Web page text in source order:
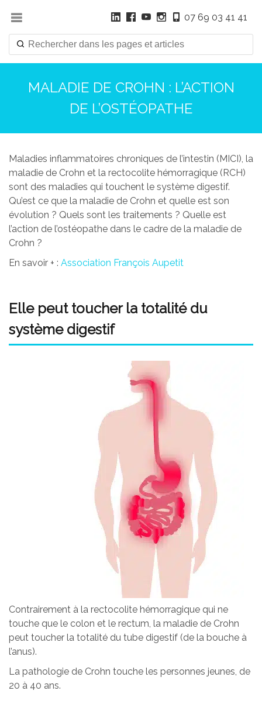
07 69 03 41 41
MALADIE DE CROHN : L’ACTION
DE L’OSTÉOPATHE
Maladies inflammatoires chroniques de l’intestin (MICI), la
maladie de Crohn et la rectocolite hémorragique (RCH)
sont des maladies qui touchent le système digestif.
Qu’est ce que la maladie de Crohn et quelle est son
évolution ? Quels sont les traitements ? Quelle est
l’action de l’ostéopathe dans le cadre de la maladie de
Crohn ?
En savoir + : Association François Aupetit
Elle peut toucher la totalité du
système digestif
Contrairement à la rectocolite hémorragique qui ne
touche que le colon et le rectum, la maladie de Crohn
peut toucher la totalité du tube digestif (de la bouche à
l’anus).
La pathologie de Crohn touche les personnes jeunes, de
20 à 40 ans.